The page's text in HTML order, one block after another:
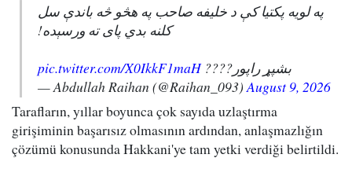
په لویه پکتیا کې د خلیفه صاحب په هڅو څه باندې سل
کلنه بدي پای ته ورسېده!
بشپړ راپور????pic.twitter.com/X0IkkF1maH
— Abdullah Raihan (@Raihan_093) August 9, 2026
Tarafların, yıllar boyunca çok sayıda uzlaştırma
girişiminin başarısız olmasının ardından, anlaşmazlığın
çözümü konusunda Hakkani'ye tam yetki verdiği belirtildi.